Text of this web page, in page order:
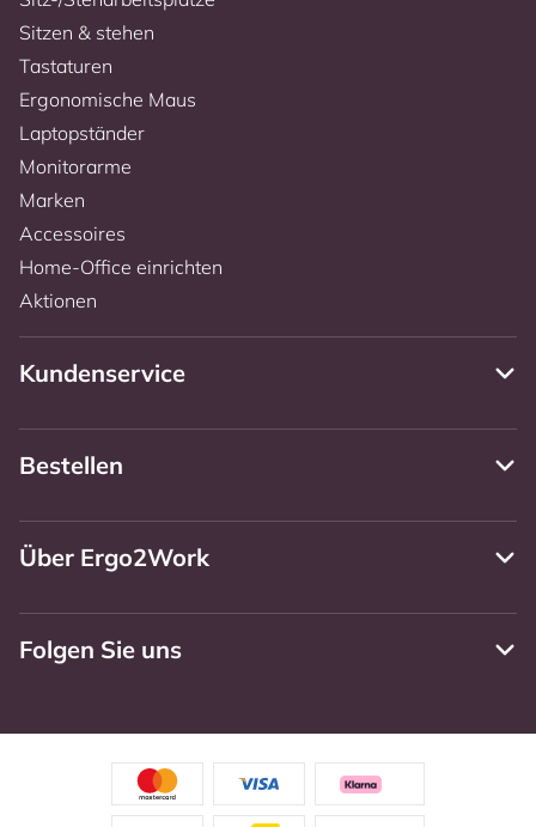
Sitzen & stehen
Tastaturen
Ergonomische Maus
Laptopständer
Monitorarme
Marken
Accessoires
Home-Office einrichten
Aktionen
Kundenservice
Bestellen
Über Ergo2Work
Folgen Sie uns